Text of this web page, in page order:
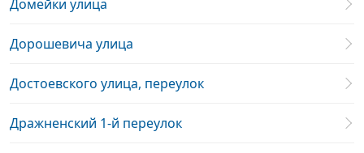
Домейки улица
Дорошевича улица
Достоевского улица, переулок
Дражненский 1-й переулок